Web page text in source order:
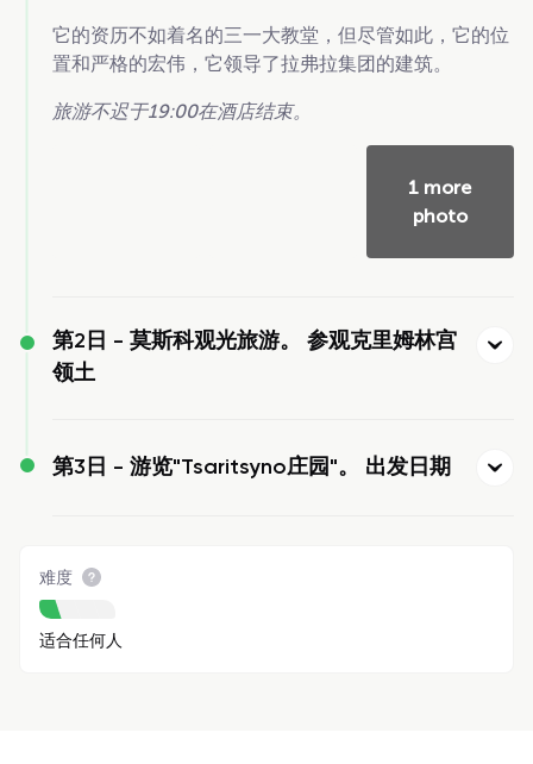
它的资历不如着名的三一大教堂，但尽管如此，它的位
置和严格的宏伟，它领导了拉弗拉集团的建筑。
旅游不迟于19:00在酒店结束。
1 more
photo
第2日 - 莫斯科观光旅游。 参观克里姆林宫
领土
第3日 - 游览"Tsaritsyno庄园"。 出发日期
难度
适合任何人